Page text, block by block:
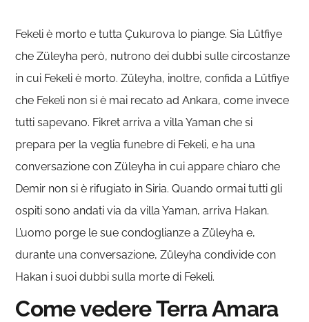
Fekeli è morto e tutta Çukurova lo piange. Sia Lütfiye
che Züleyha però, nutrono dei dubbi sulle circostanze
in cui Fekeli è morto. Züleyha, inoltre, confida a Lütfiye
che Fekeli non si è mai recato ad Ankara, come invece
tutti sapevano. Fikret arriva a villa Yaman che si
prepara per la veglia funebre di Fekeli, e ha una
conversazione con Züleyha in cui appare chiaro che
Demir non si è rifugiato in Siria. Quando ormai tutti gli
ospiti sono andati via da villa Yaman, arriva Hakan.
L’uomo porge le sue condoglianze a Züleyha e,
durante una conversazione, Züleyha condivide con
Hakan i suoi dubbi sulla morte di Fekeli.
Come vedere Terra Amara